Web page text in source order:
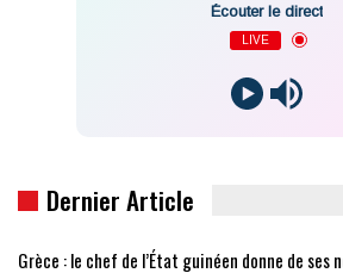
Écouter le direct
LIVE
Dernier Article
Grèce : le chef de l’État guinéen donne de ses